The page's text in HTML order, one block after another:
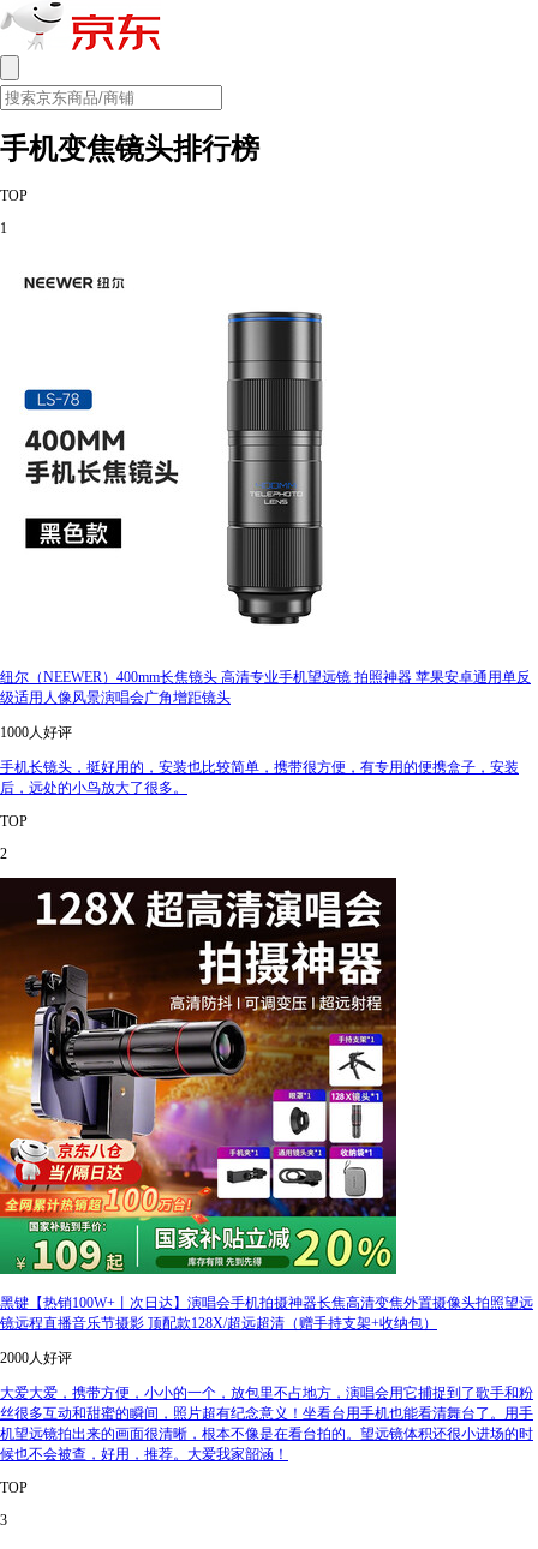
手机变焦镜头排行榜
TOP
1
纽尔（NEEWER）400mm长焦镜头 高清专业手机望远镜 拍照神器 苹果安卓通用单反
级适用人像风景演唱会广角增距镜头
1000人好评
手机长镜头，挺好用的，安装也比较简单，携带很方便，有专用的便携盒子，安装
后，远处的小鸟放大了很多。
TOP
2
黑键【热销100W+丨次日达】演唱会手机拍摄神器长焦高清变焦外置摄像头拍照望远
镜远程直播音乐节摄影 顶配款128X/超远超清（赠手持支架+收纳包）
2000人好评
大爱大爱，携带方便，小小的一个，放包里不占地方，演唱会用它捕捉到了歌手和粉
丝很多互动和甜蜜的瞬间，照片超有纪念意义！坐看台用手机也能看清舞台了。用手
机望远镜拍出来的画面很清晰，根本不像是在看台拍的。望远镜体积还很小进场的时
候也不会被查，好用，推荐。大爱我家韶涵！
TOP
3